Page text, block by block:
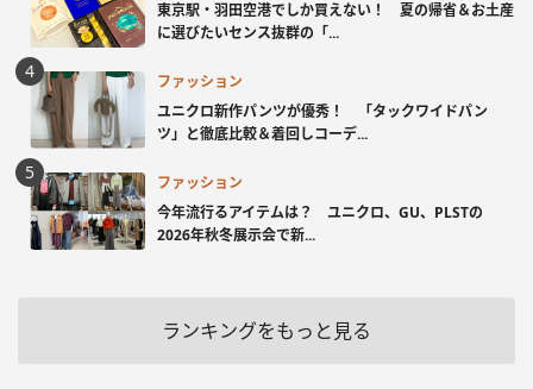
東京駅・羽田空港でしか買えない！ 夏の帰省＆お土産
に選びたいセンス抜群の「...
ファッション
ユニクロ新作パンツが優秀！ 「タックワイドパン
ツ」と徹底比較＆着回しコーデ...
ファッション
今年流行るアイテムは？ ユニクロ、GU、PLSTの
2026年秋冬展示会で新...
ランキングをもっと見る